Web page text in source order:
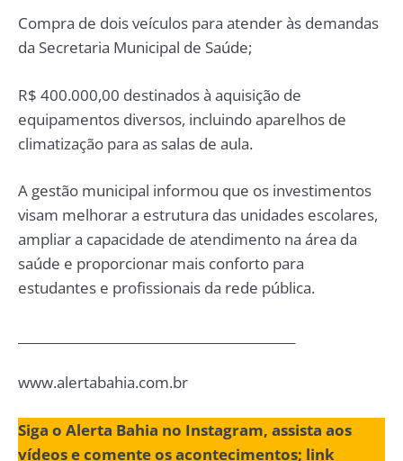
Compra de dois veículos para atender às demandas
da Secretaria Municipal de Saúde;
R$ 400.000,00 destinados à aquisição de
equipamentos diversos, incluindo aparelhos de
climatização para as salas de aula.
A gestão municipal informou que os investimentos
visam melhorar a estrutura das unidades escolares,
ampliar a capacidade de atendimento na área da
saúde e proporcionar mais conforto para
estudantes e profissionais da rede pública.
www.alertabahia.com.br
Siga o Alerta Bahia no Instagram, assista aos
vídeos e comente os acontecimentos; link